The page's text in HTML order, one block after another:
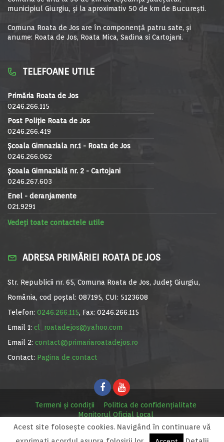
municipiul Giurgiu, şi la aproximativ 50 de km de Bucureşti.
Comuna Roata de Jos are în componență patru sate, și
anume: Roata de Jos, Roata Mica, Sadina si Cartojani.
TELEFOANE UTILE
Primăria Roata de Jos
0246.266.115
Post Poliție Roata de Jos
0246.266.419
Școala Gimnaziala nr.1 - Roata de Jos
0246.266.062
Școala Gimnazială nr. 2 - Cartojani
0246.267.603
Enel - deranjamente
021.9291
Vedeți toate contactele utile
ADRESA PRIMĂRIEI ROATA DE JOS
Str. Republicii nr. 65, Comuna Roata de Jos, Județ Giurgiu,
România, cod poștal: 087195, CUI: 5123608
Telefon: 0246.266.115, Fax: 0246.266.115
Email 1: cl_roatadejos@yahoo.com
Email 2: contact@primariaroatadejos.ro
Contact: Pagina de contact
Termeni și condiții
Politica de confidențialitate
Monitorul Oficial Local
© Primăria Roata de Jos, 2020. Site realizat de MediaDigi.ro
Acest site foloseşte cookies. Navigând în continuare vă